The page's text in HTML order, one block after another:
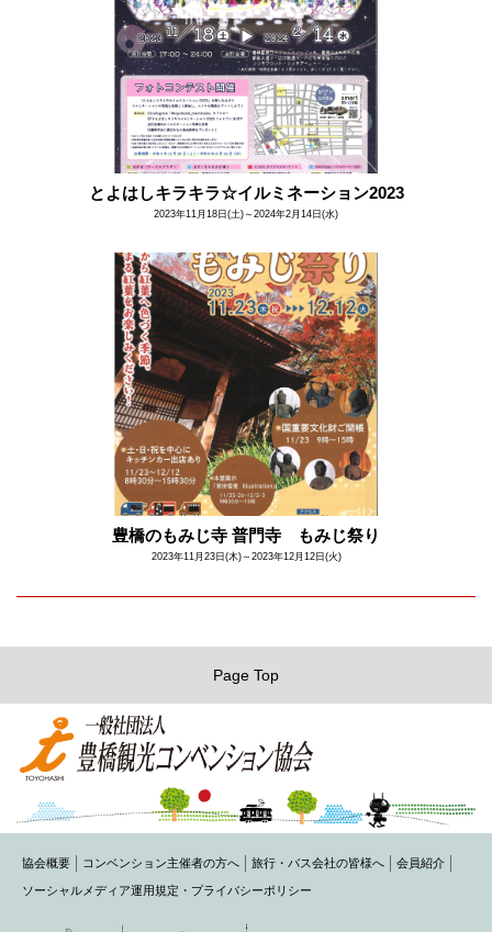
とよはしキラキラ☆イルミネーション2023
2023年11月18日(土)～2024年2月14日(水)
豊橋のもみじ寺 普門寺 もみじ祭り
2023年11月23日(木)～2023年12月12日(火)
Page Top
協会概要 コンベンション主催者の方へ 旅行・バス会社の皆様へ 会員紹介
ソーシャルメディア運用規定・プライバシーポリシー
〒440-0075 豊橋市花田町字石塚42-1(豊橋商工会議所内)